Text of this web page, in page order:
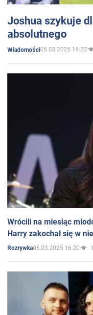
Joshua szykuje
absolutnego
Wiadomości05.03.2025 16:22
Wrócili na miesiąc
Harry zakochał się w
Rozrywka05.03.2025 16:20 1